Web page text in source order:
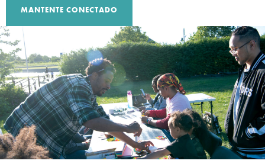
MANTENTE CONECTADO